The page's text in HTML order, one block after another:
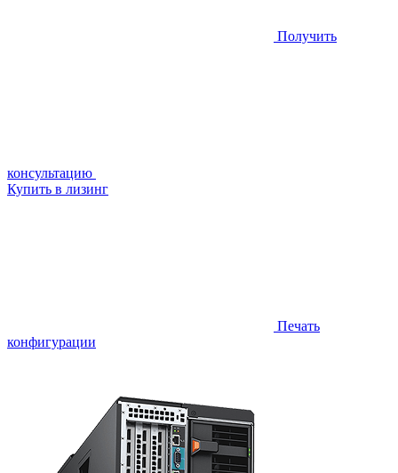
Получить
консультацию
Купить в лизинг
Печать
конфигурации